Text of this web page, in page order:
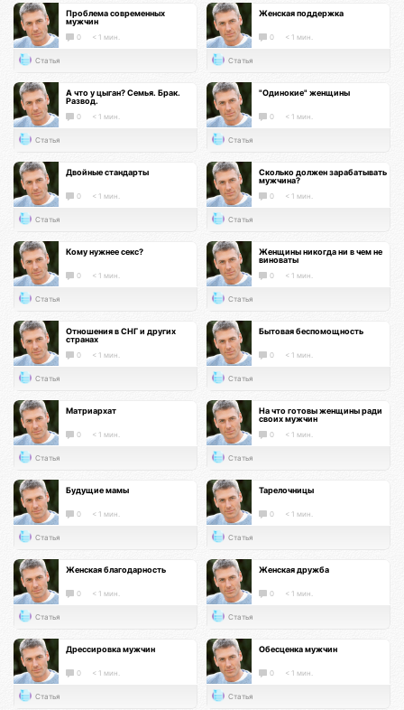
Проблема современных
мужчин
0 < 1 мин.
Статья
Женская поддержка
0 < 1 мин.
Статья
А что у цыган? Семья. Брак.
Развод.
0 < 1 мин.
Статья
"Одинокие" женщины
0 < 1 мин.
Статья
Двойные стандарты
0 < 1 мин.
Статья
Сколько должен зарабатывать
мужчина?
0 < 1 мин.
Статья
Кому нужнее секс?
0 < 1 мин.
Статья
Женщины никогда ни в чем не
виноваты
0 < 1 мин.
Статья
Отношения в СНГ и других
странах
0 < 1 мин.
Статья
Бытовая беспомощность
0 < 1 мин.
Статья
Матриархат
0 < 1 мин.
Статья
На что готовы женщины ради
своих мужчин
0 < 1 мин.
Статья
Будущие мамы
0 < 1 мин.
Статья
Тарелочницы
0 < 1 мин.
Статья
Женская благодарность
0 < 1 мин.
Статья
Женская дружба
0 < 1 мин.
Статья
Дрессировка мужчин
0 < 1 мин.
Статья
Обесценка мужчин
0 < 1 мин.
Статья